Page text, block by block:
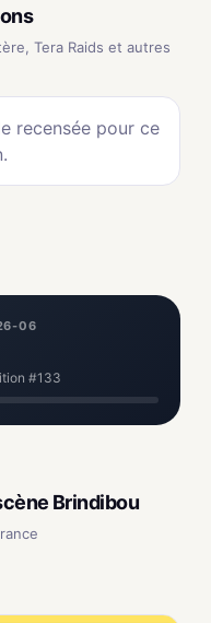
Tera Raids et autres
recensée pour ce
06
#133
Brindibou